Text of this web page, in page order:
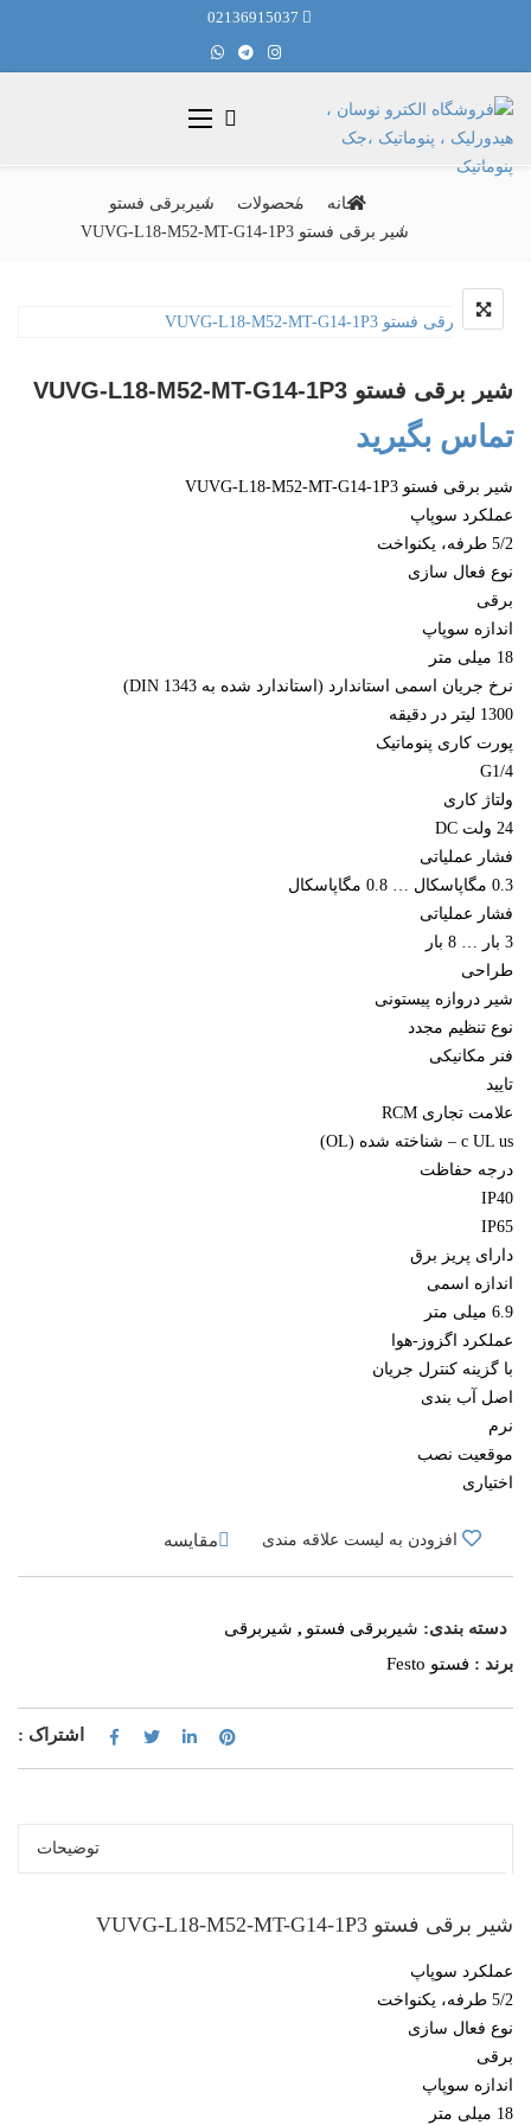
02136915037
خانه محصولات
شیربرقی فستو
شیر برقی فستو VUVG-L18-M52-MT-G14-1P3
شیر برقی فستو VUVG-L18-M52-MT-G14-1P3
تماس بگیرید
شیر برقی فستو VUVG-L18-M52-MT-G14-1P3
عملکرد سوپاپ
5/2 طرفه، یکنواخت
نوع فعال سازی
برقی
اندازه سوپاپ
18 میلی متر
نرخ جریان اسمی استاندارد (استاندارد شده به DIN 1343)
1300 لیتر در دقیقه
پورت کاری پنوماتیک
G1/4
ولتاژ کاری
24 ولت DC
فشار عملیاتی
0.3 مگاپاسکال … 0.8 مگاپاسکال
فشار عملیاتی
3 بار … 8 بار
طراحی
شیر دروازه پیستونی
نوع تنظیم مجدد
فنر مکانیکی
تایید
علامت تجاری RCM
c UL us – شناخته شده (OL)
درجه حفاظت
IP40
IP65
دارای پریز برق
اندازه اسمی
6.9 میلی متر
عملکرد اگزوز-هوا
با گزینه کنترل جریان
اصل آب بندی
نرم
موقعیت نصب
اختیاری
افزودن به لیست علاقه مندی مقایسه
دسته بندی: شیربرقی فستو , شیربرقی
برند : فستو Festo
اشتراک :
توضیحات
شیر برقی فستو VUVG-L18-M52-MT-G14-1P3
عملکرد سوپاپ
5/2 طرفه، یکنواخت
نوع فعال سازی
برقی
اندازه سوپاپ
18 میلی متر